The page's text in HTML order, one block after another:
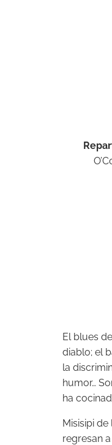
El blues de
diablo; el
la
humor…
ha
Misisipi
regresan